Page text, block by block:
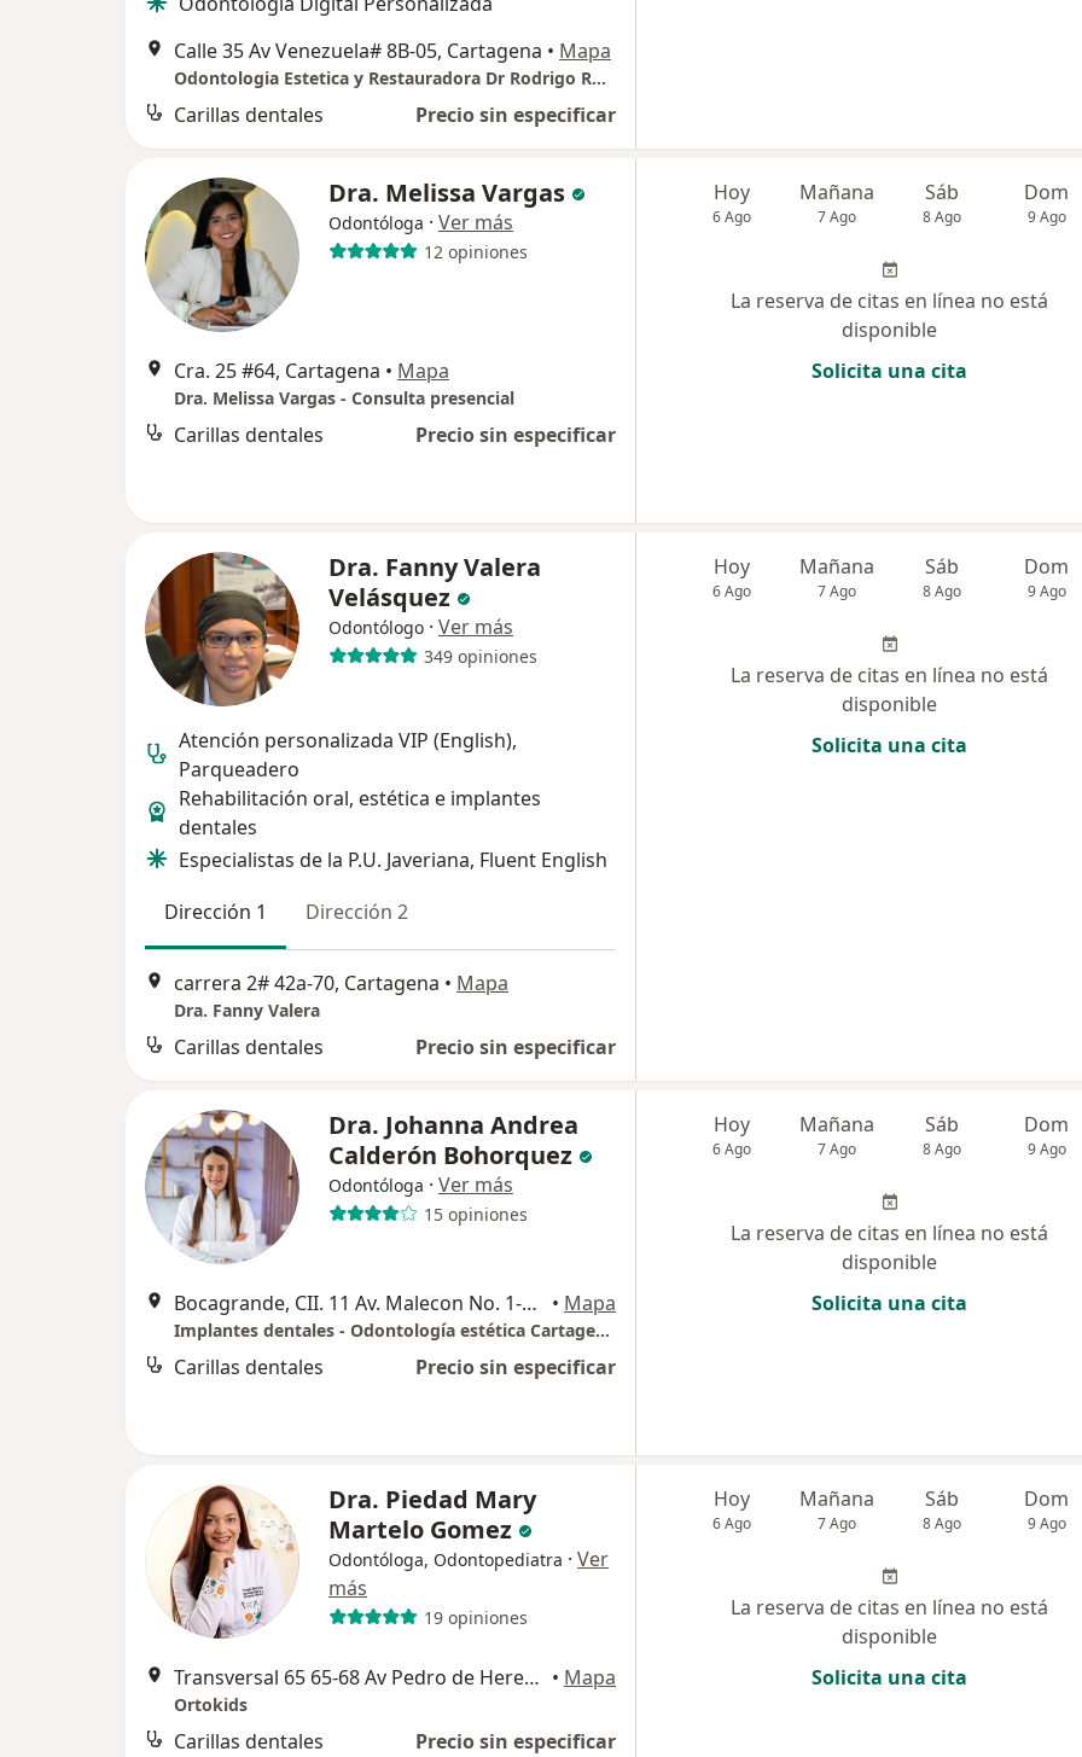
Calle 35 Av Venezuela# 8B-05, Cartagena • Mapa
Odontologia Estetica y Restauradora Dr Rodrigo Rodelo
Carillas dentales Precio sin especificar
Dra. Melissa Vargas
Odontóloga · Ver más
12 opiniones
Cra. 25 #64, Cartagena • Mapa
Dra. Melissa Vargas - Consulta presencial
Carillas dentales Precio sin especificar
Hoy
6 Ago
Mañana
7 Ago
Sáb
8 Ago
Dom
9 Ago
La reserva de citas en línea no está
disponible
Solicita una cita
Dra. Fanny Valera
Velásquez
Odontólogo · Ver más
349 opiniones
Atención personalizada VIP (English),
Parqueadero
Rehabilitación oral, estética e implantes
dentales
Especialistas de la P.U. Javeriana, Fluent English
Dirección 1
Dirección 2
carrera 2# 42a-70, Cartagena • Mapa
Dra. Fanny Valera
Carillas dentales Precio sin especificar
Hoy
6 Ago
Mañana
7 Ago
Sáb
8 Ago
Dom
9 Ago
La reserva de citas en línea no está
disponible
Solicita una cita
Dra. Johanna Andrea
Calderón Bohorquez
Odontóloga · Ver más
15 opiniones
Bocagrande, CII. 11 Av. Malecon No. 1-19 Edificio Pedro Heredia • Mapa
Implantes dentales - Odontología estética Cartagena Dra Johanna Calderón
Carillas dentales Precio sin especificar
Hoy
6 Ago
Mañana
7 Ago
Sáb
8 Ago
Dom
9 Ago
La reserva de citas en línea no está
disponible
Solicita una cita
Dra. Piedad Mary
Martelo Gomez
Odontóloga, Odontopediatra · Ver
más
19 opiniones
Transversal 65 65-68 Av Pedro de Heredia, Cartagena • Mapa
Ortokids
Carillas dentales Precio sin especificar
Hoy
6 Ago
Mañana
7 Ago
Sáb
8 Ago
Dom
9 Ago
La reserva de citas en línea no está
disponible
Solicita una cita